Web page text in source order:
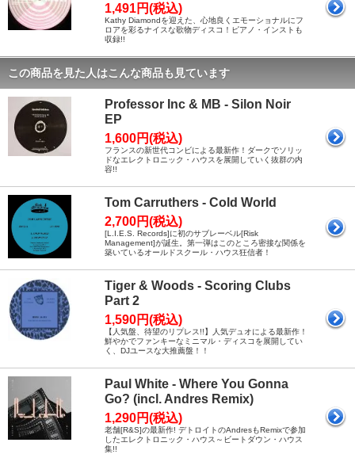
1,491円(税込)
Kathy Diamondを迎えた、心地良くエモーショナルにフ
ロアを彩るナイスな歌物ディスコ！ピアノ・インストも
収録!!
この商品を見た人はこんな商品も見ています
Professor Inc & MB - Silon Noir
EP
1,600円(税込)
フランスの新世代コンビによる最新作！ダークでソリッ
ドなエレクトロニック・ハウスを展開していく抜群の内
容!!
Tom Carruthers - Cold World
2,700円(税込)
[L.I.E.S. Records]に初のサブレーベル[Risk
Management]が誕生。第一弾はこのところ密接な関係を
築いているオールドスクール・ハウス狂信者！
Tiger & Woods - Scoring Clubs
Part 2
1,590円(税込)
【人気盤、待望のリプレス!!】人気デュオによる最新作！
鮮やかでファンキーなミニマル・ディスコを展開してい
く、DJユースな大推薦盤！！
Paul White - Where You Gonna
Go? (incl. Andres Remix)
1,290円(税込)
老舗[R&S]の最新作! デトロイトのAndresもRemixで参加
したエレクトロニック・ハウス～ビートダウン・ハウス
集!!